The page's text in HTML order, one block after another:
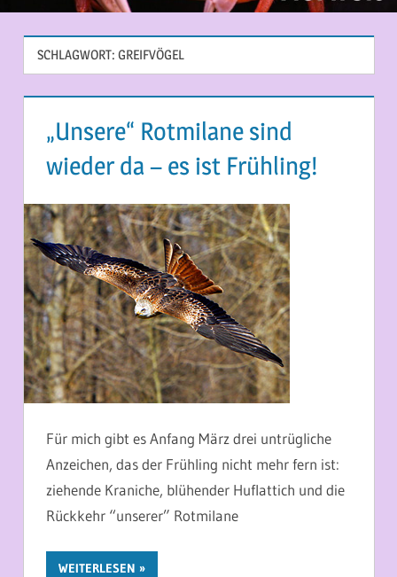
SCHLAGWORT: GREIFVÖGEL
„Unsere“ Rotmilane sind
wieder da – es ist Frühling!
Für mich gibt es Anfang März drei untrügliche
Anzeichen, das der Frühling nicht mehr fern ist:
ziehende Kraniche, blühender Huflattich und die
Rückkehr “unserer” Rotmilane
WEITERLESEN